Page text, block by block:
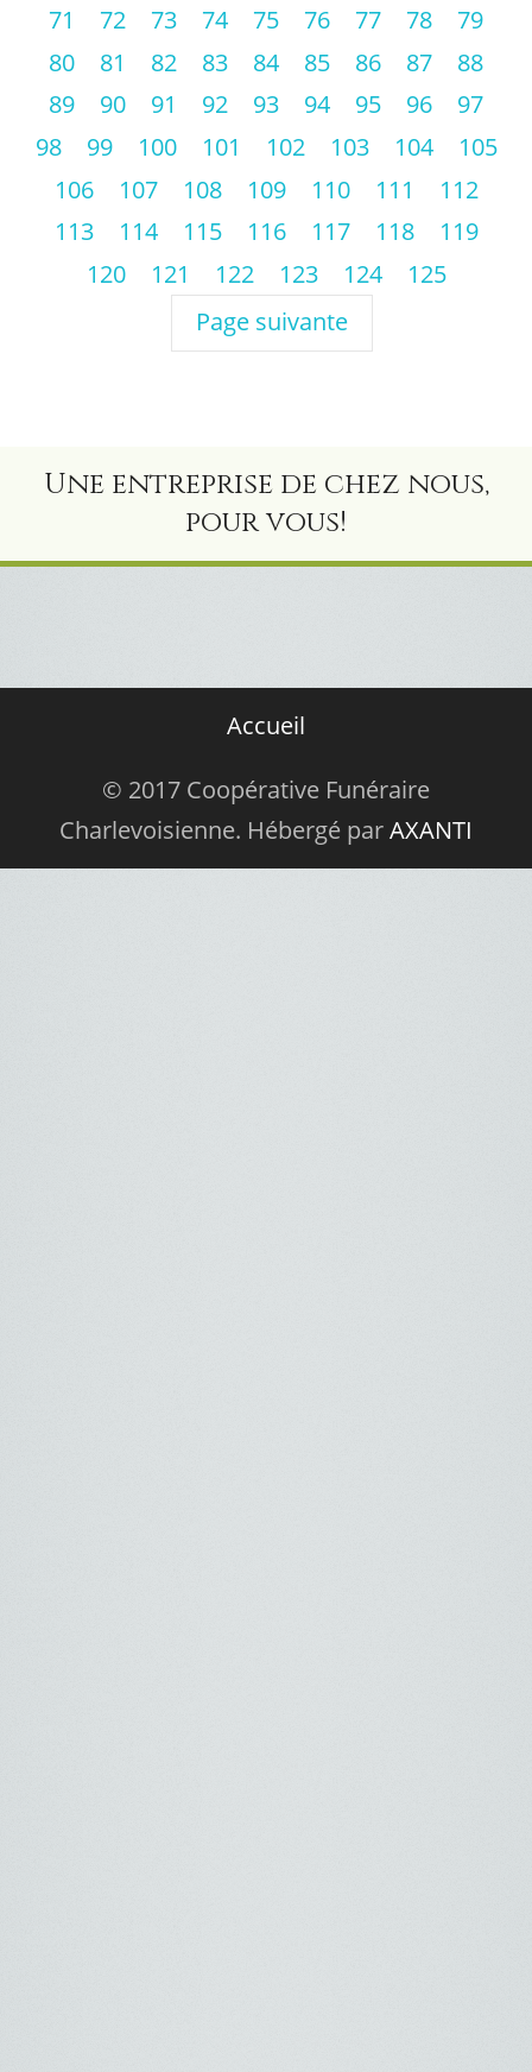
71
72 73 74 75 76 77 78
79
80
81 82 83 84 85 86 87
88
89
90 91 92 93 94 95 96
97
98
99 100 101 102 103 104
105
106
107 108 109 110 111
112
113
114 115 116 117 118
119
120
121 122 123 124
125
Page suivante
Une entreprise de chez nous,
pour vous!
Accueil
© 2017 Coopérative Funéraire
Charlevoisienne. Hébergé parAXANTI